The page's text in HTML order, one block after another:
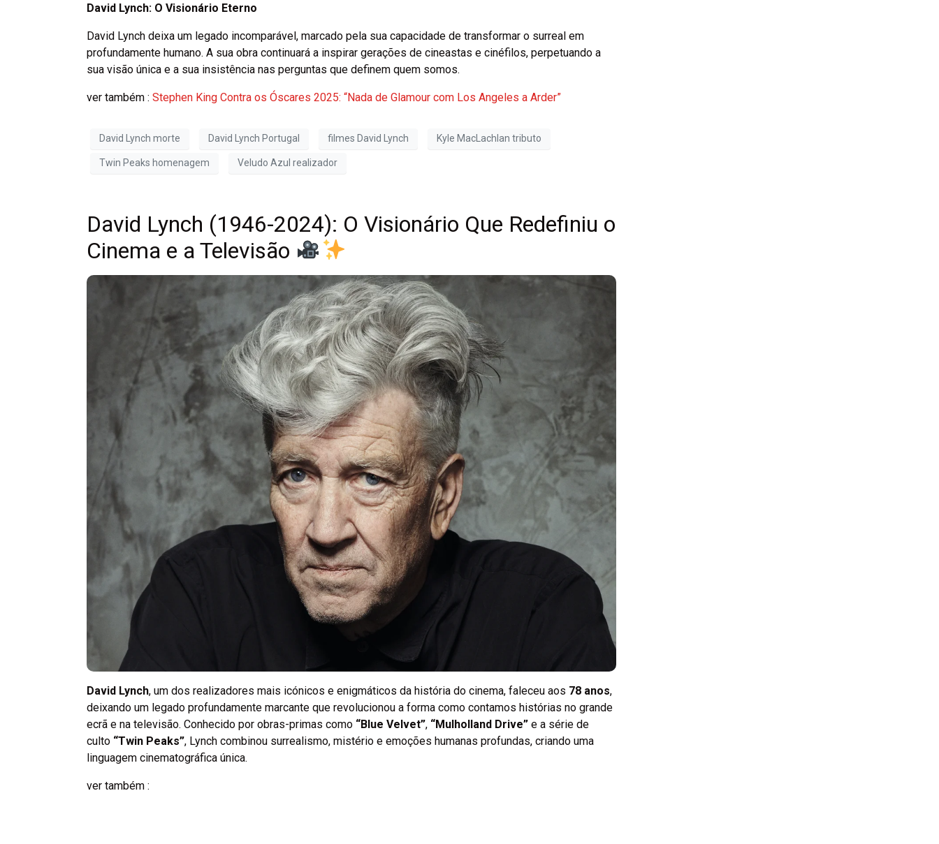
David Lynch: O Visionário Eterno
David Lynch deixa um legado incomparável, marcado pela sua capacidade de transformar o surreal em
profundamente humano. A sua obra continuará a inspirar gerações de cineastas e cinéfilos, perpetuando a
sua visão única e a sua insistência nas perguntas que definem quem somos.
ver também : Stephen King Contra os Óscares 2025: “Nada de Glamour com Los Angeles a Arder”
David Lynch morte David Lynch Portugal filmes David Lynch Kyle MacLachlan tributo
Twin Peaks homenagem Veludo Azul realizador
David Lynch (1946-2024): O Visionário Que Redefiniu o
Cinema e a Televisão
David Lynch, um dos realizadores mais icónicos e enigmáticos da história do cinema, faleceu aos 78 anos,
deixando um legado profundamente marcante que revolucionou a forma como contamos histórias no grande
ecrã e na televisão. Conhecido por obras-primas como “Blue Velvet”, “Mulholland Drive” e a série de
culto “Twin Peaks”, Lynch combinou surrealismo, mistério e emoções humanas profundas, criando uma
linguagem cinematográfica única.
ver também :